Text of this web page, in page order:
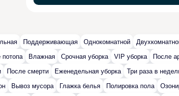
Поддерживающая Однокомнатной
потопа Влажная Cрочная уборка VIP уборка После
После смерти Еженедельная уборка Три раза в
Вывоз мусора Глажка белья Полировка пола